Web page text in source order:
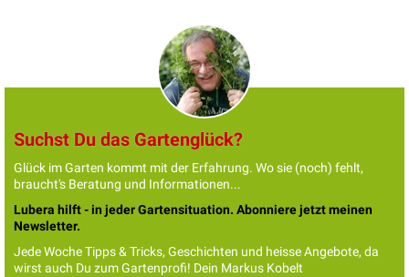
Suchst Du das Gartenglück?
Glück im Garten kommt mit der Erfahrung. Wo sie (noch) fehlt,
braucht's Beratung und Informationen...
Lubera hilft - in jeder Gartensituation. Abonniere jetzt meinen
Newsletter.
Jede Woche Tipps & Tricks, Geschichten und heisse Angebote, da
wirst auch Du zum Gartenprofi! Dein Markus Kobelt